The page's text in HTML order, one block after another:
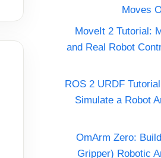
Moves
MoveIt 2 Tutorial:
and Real Robot
ROS 2 URDF
Simulate a Robot
OmArm Zero:
Gripper) Robotic